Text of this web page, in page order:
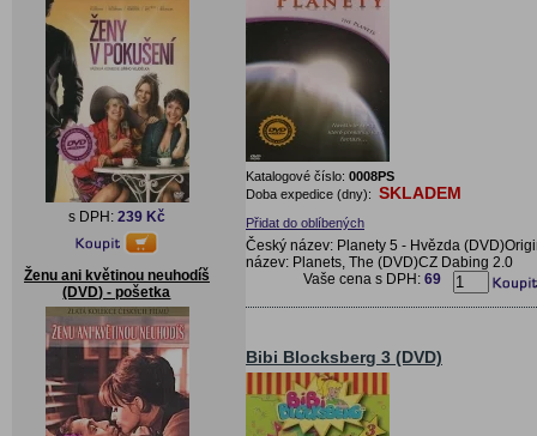
s DPH: 239 Kč
Ženu ani květinou neuhodíš
(DVD) - pošetka
Katalogové číslo: 0008PS
Doba expedice (dny): SKLADEM
Přidat do oblíbených
Český název: Planety 5 - Hvězda
název: Planets, The (DVD)CZ Dabing 2.0
Vaše cena s DPH: 69
Bibi Blocksberg 3 (DVD)